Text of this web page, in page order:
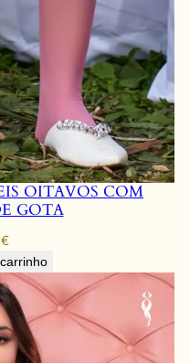
OITAVOS COM
GOTA
€